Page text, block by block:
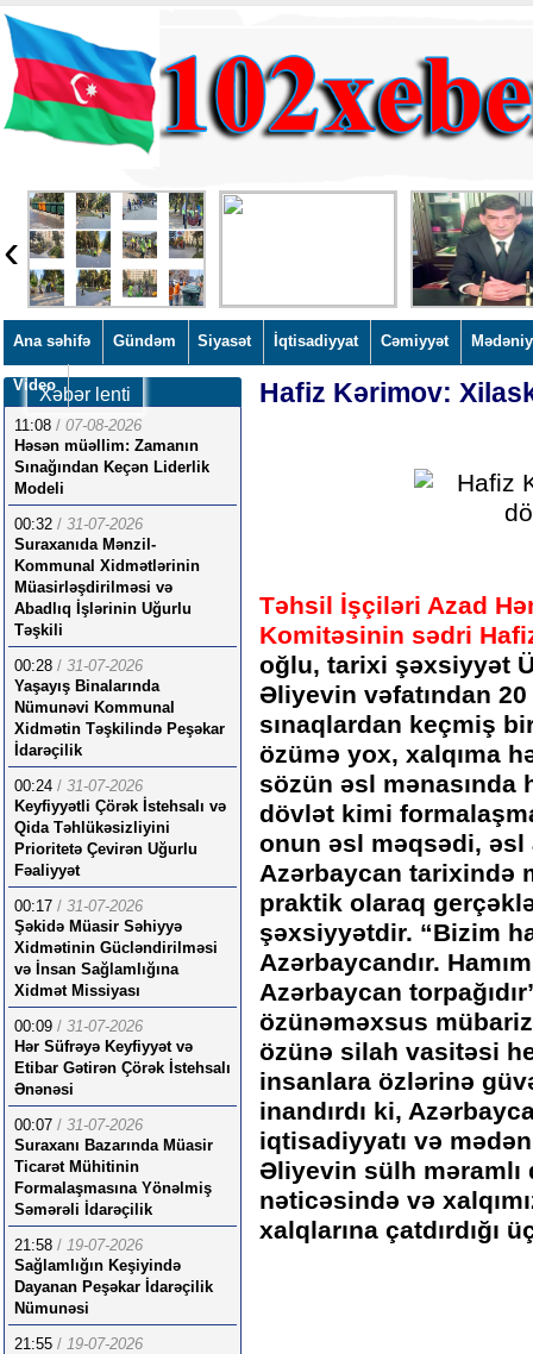
‹
Ana səhifə Gündəm Siyasət İqtisadiyyat Cəmiyyət
VideoXəbər lenti
11:08 / 07-08-2026
Həsən müəllim: Zamanın
Sınağından Keçən Liderlik
Modeli
00:32 / 31-07-2026
Suraxanıda Mənzil-
Kommunal Xidmətlərinin
Müasirləşdirilməsi və
Abadlıq İşlərinin Uğurlu
Təşkili
00:28 / 31-07-2026
Yaşayış Binalarında
Nümunəvi Kommunal
Xidmətin Təşkilində Peşəkar
İdarəçilik
00:24 / 31-07-2026
Keyfiyyətli Çörək İstehsalı və
Qida Təhlükəsizliyini
Prioritetə Çevirən Uğurlu
Fəaliyyət
00:17 / 31-07-2026
Şəkidə Müasir Səhiyyə
Xidmətinin Gücləndirilməsi
və İnsan Sağlamlığına
Xidmət Missiyası
00:09 / 31-07-2026
Hər Süfrəyə Keyfiyyət və
Etibar Gətirən Çörək İstehsalı
Ənənəsi
00:07 / 31-07-2026
Suraxanı Bazarında Müasir
Ticarət Mühitinin
Formalaşmasına Yönəlmiş
Səmərəli İdarəçilik
21:58 / 19-07-2026
Sağlamlığın Keşiyində
Dayanan Peşəkar İdarəçilik
Nümunəsi
21:55 / 19-07-2026
Hafiz Kərimov:
Təhsil İşçiləri Azad
Komitəsinin sədri
oğlu, tarixi şəxsiyyət
Əliyevin vəfatından
sınaqlardan keçmiş
özümə yox, xalqıma
sözün əsl mənasında
dövlət kimi
onun əsl məqsədi,
Azərbaycan tarixində
praktik olaraq
şəxsiyyətdir. “Bizim
Azərbaycandır.
Azərbaycan
özünəməxsus
özünə silah vasitəsi
insanlara özlərinə
inandırdı ki,
iqtisadiyyatı və
Əliyevin sülh
nəticəsində və
xalqlarına çatdırdığı